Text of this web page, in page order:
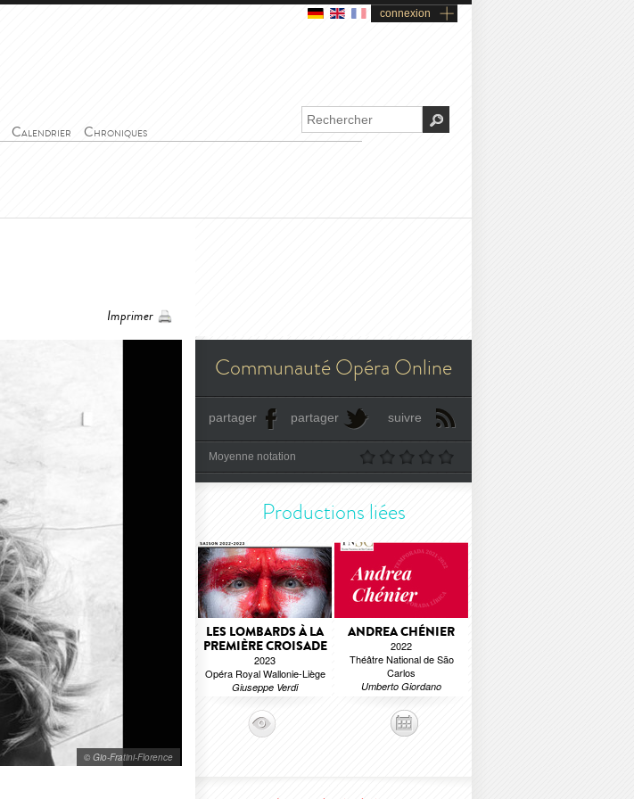
connexion
Calendrier Chroniques
Imprimer
© Gio-Fratini-Florence
Communauté Opéra Online
partager partager suivre
Moyenne notation
Productions liées
LES LOMBARDS À LA
PREMIÈRE CROISADE
2023
Opéra Royal Wallonie-Liège
Giuseppe Verdi
ANDREA CHÉNIER
2022
Théâtre National de São
Carlos
Umberto Giordano